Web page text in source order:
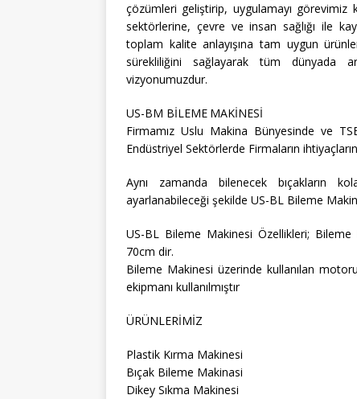
çözümleri geliştirip, uygulamayı
sektörlerine, çevre ve insan sağlığı ile
toplam kalite anlayışına tam uygun
sürekliliğini sağlayarak tüm dünyada
vizyonumuzdur.
US-BM BİLEME MAKİNESİ
Firmamız Uslu Makina Bünyesinde ve
Endüstriyel Sektörlerde Firmaların
Aynı zamanda bilenecek bıçakların
ayarlanabileceği şekilde US-BL Bileme
US-BL Bileme Makinesi Özellikleri;
70cm dir.
Bileme Makinesi üzerinde kullanılan
ekipmanı kullanılmıştır
ÜRÜNLERİMİZ
Plastik Kırma Makinesi
Bıçak Bileme Makinasi
Dikey Sıkma Makinesi